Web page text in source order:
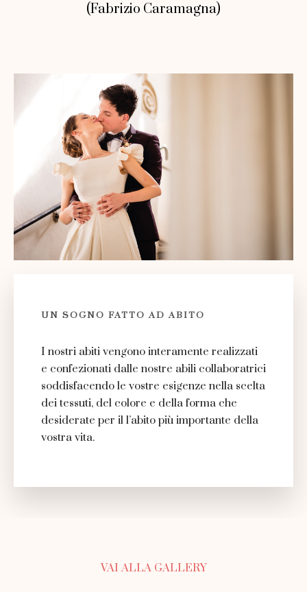
(Fabrizio Caramagna)
UN SOGNO FATTO AD ABITO
I nostri abiti vengono interamente realizzati
e confezionati dalle nostre abili collaboratrici
soddisfacendo le vostre esigenze nella scelta
dei tessuti, del colore e della forma che
desiderate per il l’abito più importante della
vostra vita.
VAI ALLA GALLERY